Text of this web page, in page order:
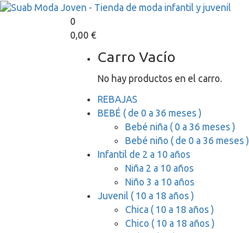
0
0,00 €
Carro Vacío
No hay productos en el carro.
REBAJAS
BEBÉ ( de 0 a 36 meses )
Bebé niña ( 0 a 36 meses )
Bebé niño ( de 0 a 36 meses )
Infantil de 2 a 10 años
Niña 2 a 10 años
Niño 3 a 10 años
Juvenil ( 10 a 18 años )
Chica ( 10 a 18 años )
Chico ( 10 a 18 años )